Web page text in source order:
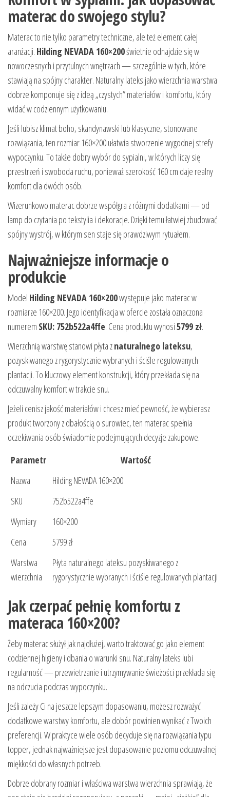
materac do swojego stylu?
Materac to nie tylko parametry techniczne, ale też element całej
aranżacji. Hilding NEVADA 160×200świetnie odnajdzie się w
nowoczesnych i przytulnych wnętrzach — szczególnie w tych, które
stawiają na spójny charakter. Naturalny lateks jako wierzchnia warstwa
dobrze komponuje się z ideą „czystych” materiałów i komfortu, który
widać w codziennym użytkowaniu.
Jeśli lubisz klimat boho, skandynawski lub klasyczne, stonowane
rozwiązania, ten rozmiar 160×200 ułatwia stworzenie wygodnej strefy
wypoczynku. To także dobry wybór do sypialni, w których liczy się
przestrzeń i swoboda ruchu, ponieważ szerokość 160 cm daje realny
komfort dla dwóch osób.
Wizerunkowo materac dobrze współgra z różnymi dodatkami — od
lamp do czytania po tekstylia i dekoracje. Dzięki temu łatwiej zbudować
spójny wystrój, w którym sen staje się prawdziwym rytuałem.
Najważniejsze informacje o
produkcie
Model Hilding NEVADA 160×200występuje jako materac w
rozmiarze 160×200. Jego identyfikacja w ofercie została oznaczona
numerem SKU: 752b522a4ffe. Cena produktu wynosi5799 zł.
Wierzchnią warstwę stanowi płyta znaturalnego lateksu,
pozyskiwanego z rygorystycznie wybranych i ściśle regulowanych
plantacji. To kluczowy element konstrukcji, który przekłada się na
odczuwalny komfort w trakcie snu.
Jeżeli cenisz jakość materiałów i chcesz mieć pewność, że wybierasz
produkt tworzony z dbałością o surowiec, ten materac spełnia
oczekiwania osób świadomie podejmujących decyzje zakupowe.
Parametr
Wartość
Nazwa
Hilding NEVADA 160×200
SKU
752b522a4ffe
Wymiary
160×200
Cena
5799 zł
Warstwa
wierzchnia
Płyta naturalnego lateksu pozyskiwanego z
rygorystycznie wybranych i ściśle regulowanych plantacji
Jak czerpać pełnię komfortu z
materaca 160×200?
Żeby materac służył jak najdłużej, warto traktować go jako element
codziennej higieny i dbania o warunki snu. Naturalny lateks lubi
regularność — przewietrzanie i utrzymywanie świeżości przekłada się
na odczucia podczas wypoczynku.
Jeśli zależy Ci na jeszcze lepszym dopasowaniu, możesz rozważyć
dodatkowe warstwy komfortu, ale dobór powinien wynikać z Twoich
preferencji. W praktyce wiele osób decyduje się na rozwiązania typu
topper, jednak najważniejsze jest dopasowanie poziomu odczuwalnej
miękkości do własnych potrzeb.
Dobrze dobrany rozmiar i właściwa warstwa wierzchnia sprawiają, że